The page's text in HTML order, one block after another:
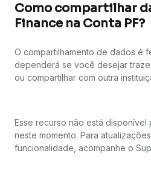
Como compartilhar
Finance na Conta PF?
O compartilhamento de dados é
dependerá se você desejar
ou compartilhar com outra
Esse recurso não está disponível
neste momento. Para
funcionalidade, acompanhe o